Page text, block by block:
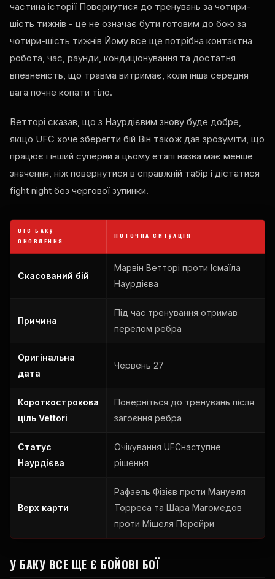
частина історії Повернутися до тренувань за чотири-
шість тижнів - це не означає бути готовим до бою за
чотири-шість тижнів Йому все ще потрібна контактна
робота, час, раунди, кондиціонування та достатня
впевненість, що травма витримає, коли інша середня
вага почне копати тіло.
Ветторі сказав, що з Наурдієвим знову буде добре,
якщо UFC хоче зберегти бій Він також дав зрозуміти, що
працює і інший суперни а цьому етапі назва має менше
значення, ніж повернутися в справжній табір і дістатися
fight night без чергової зупинки.
UFC БАКУ
ОНОВЛЕННЯ
ПОТОЧНА СИТУАЦІЯ
Скасований бій
Марвін Ветторі проти Ісмаїла
Наурдієва
Причина
Під час тренування отримав
перелом ребра
Оригінальна
дата
Червень 27
Короткострокова
ціль Vettori
Поверніться до тренувань після
загоєння ребра
Статус
Наурдієва
Очікування UFCнаступне
рішення
Верх карти
Рафаель Фізієв проти Мануеля
Торреса та Шара Магомедов
проти Мішеля Перейри
У БАКУ ВСЕ ЩЕ Є БОЙОВІ БОЇ